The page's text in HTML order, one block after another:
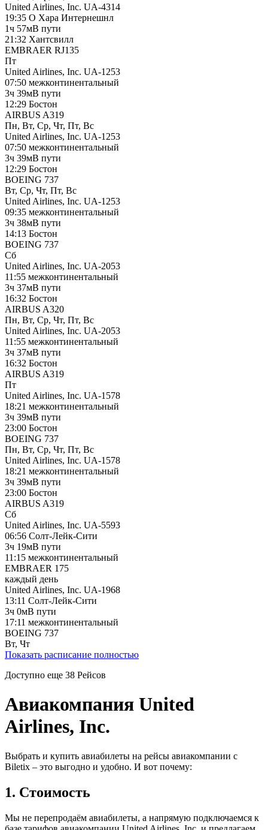
United Airlines, Inc. UA-4314
19:35 О Хара Интернешнл
1ч 57мВ пути
21:32 Хантсвилл
EMBRAER RJ135
Пт
United Airlines, Inc. UA-1253
07:50 межконтинентальный
3ч 39мВ пути
12:29 Бостон
AIRBUS A319
Пн, Вт, Ср, Чт, Пт, Вс
United Airlines, Inc. UA-1253
07:50 межконтинентальный
3ч 39мВ пути
12:29 Бостон
BOEING 737
Вт, Ср, Чт, Пт, Вс
United Airlines, Inc. UA-1253
09:35 межконтинентальный
3ч 38мВ пути
14:13 Бостон
BOEING 737
Сб
United Airlines, Inc. UA-2053
11:55 межконтинентальный
3ч 37мВ пути
16:32 Бостон
AIRBUS A320
Пн, Вт, Ср, Чт, Пт, Вс
United Airlines, Inc. UA-2053
11:55 межконтинентальный
3ч 37мВ пути
16:32 Бостон
AIRBUS A319
Пт
United Airlines, Inc. UA-1578
18:21 межконтинентальный
3ч 39мВ пути
23:00 Бостон
BOEING 737
Пн, Вт, Ср, Чт, Пт, Вс
United Airlines, Inc. UA-1578
18:21 межконтинентальный
3ч 39мВ пути
23:00 Бостон
AIRBUS A319
Сб
United Airlines, Inc. UA-5593
06:56 Солт-Лейк-Сити
3ч 19мВ пути
11:15 межконтинентальный
EMBRAER 175
каждый день
United Airlines, Inc. UA-1968
13:11 Солт-Лейк-Сити
3ч 0мВ пути
17:11 межконтинентальный
BOEING 737
Вт, Чт
Показать расписание полностью
Доступно еще 38 Рейсов
Авиакомпания United
Airlines, Inc.
Выбрать и купить авиабилеты на рейсы авиакомпании с
Biletix – это выгодно и удобно. И вот почему:
1. Стоимость
Мы не перепродаём авиабилеты, а напрямую подключаемся к